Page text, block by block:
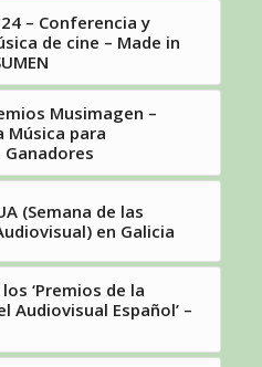
– Conferencia y
de cine – Made in
Musimagen –
Música para
(Semana de las
en Galicia
‘Premios de la
Audiovisual Español’ –